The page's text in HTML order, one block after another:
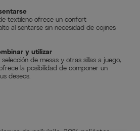
textileno ofrece un confort
al sentarse sin necesidad de cojines
y utilizar
de mesas y otras sillas a juego,
la posibilidad de componer un
deseos.